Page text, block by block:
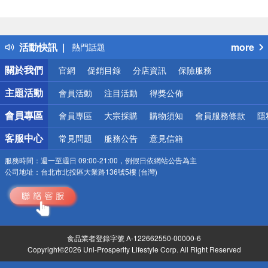
活動快訊
得獎公告
熱門話題
銀行優惠
偏遠地區配送
詐騙網頁！請小心！
more
關於我們
官網 促銷目錄 分店資訊 保險服務
主題活動 會員活動 注目活動 得獎公佈
會員專區 會員專區 大宗採購 購物須知 會員服務條款 隱
客服中心 常見問題 服務公告 意見信箱
服務時間： 週一至週日 09:00-21:00，例假日依網站公告為主
公司地址： 台北市北投區大業路136號5樓 (台灣)
食品業者登錄字號 A-122662550-00000-6
Copyright©2026 Uni-Prosperity Lifestyle Corp. All Right Reserved